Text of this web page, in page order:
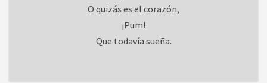
O quizás es el corazón,
¡Pum!
Que todavía sueña.